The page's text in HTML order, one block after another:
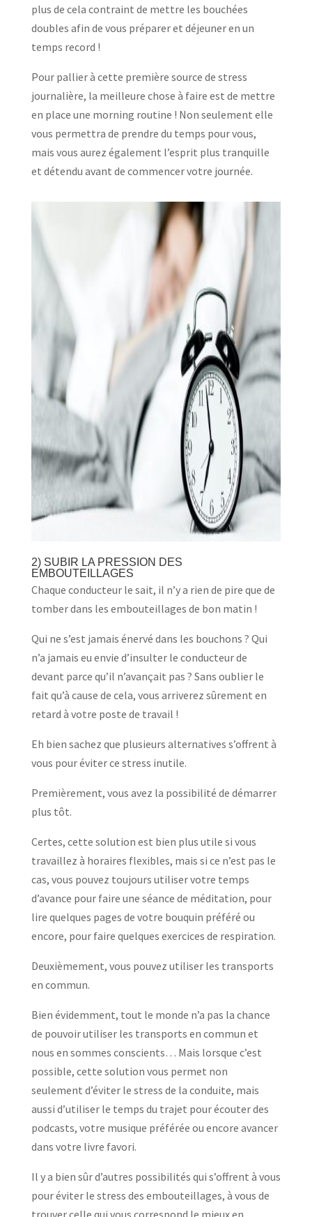
plus de cela contraint de mettre les bouchées
doubles afin de vous préparer et déjeuner en un
temps record !
Pour pallier à cette première source de stress
journalière, la meilleure chose à faire est de mettre
en place une morning routine ! Non seulement elle
vous permettra de prendre du temps pour vous,
mais vous aurez également l’esprit plus tranquille
et détendu avant de commencer votre journée.
2) SUBIR LA PRESSION DES
EMBOUTEILLAGES
Chaque conducteur le sait, il n’y a rien de pire que de
tomber dans les embouteillages de bon matin !
Qui ne s’est jamais énervé dans les bouchons ? Qui
n’a jamais eu envie d’insulter le conducteur de
devant parce qu’il n’avançait pas ? Sans oublier le
fait qu’à cause de cela, vous arriverez sûrement en
retard à votre poste de travail !
Eh bien sachez que plusieurs alternatives s’offrent à
vous pour éviter ce stress inutile.
Premièrement, vous avez la possibilité de démarrer
plus tôt.
Certes, cette solution est bien plus utile si vous
travaillez à horaires flexibles, mais si ce n’est pas le
cas, vous pouvez toujours utiliser votre temps
d’avance pour faire une séance de méditation, pour
lire quelques pages de votre bouquin préféré ou
encore, pour faire quelques exercices de respiration.
Deuxièmement, vous pouvez utiliser les transports
en commun.
Bien évidemment, tout le monde n’a pas la chance
de pouvoir utiliser les transports en commun et
nous en sommes conscients… Mais lorsque c’est
possible, cette solution vous permet non
seulement d’éviter le stress de la conduite, mais
aussi d’utiliser le temps du trajet pour écouter des
podcasts, votre musique préférée ou encore avancer
dans votre livre favori.
Il y a bien sûr d’autres possibilités qui s’offrent à vous
pour éviter le stress des embouteillages, à vous de
trouver celle qui vous correspond le mieux en